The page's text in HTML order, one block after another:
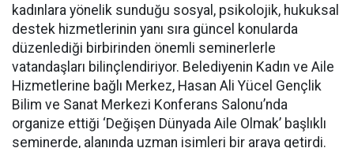
kadınlara yönelik sunduğu sosyal, psikolojik, hukuksal
destek hizmetlerinin yanı sıra güncel konularda
düzenlediği birbirinden önemli seminerlerle
vatandaşları bilinçlendiriyor. Belediyenin Kadın ve Aile
Hizmetlerine bağlı Merkez, Hasan Ali Yücel Gençlik
Bilim ve Sanat Merkezi Konferans Salonu’nda
organize ettiği ‘Değişen Dünyada Aile Olmak’ başlıklı
seminerde, alanında uzman isimleri bir araya getirdi.